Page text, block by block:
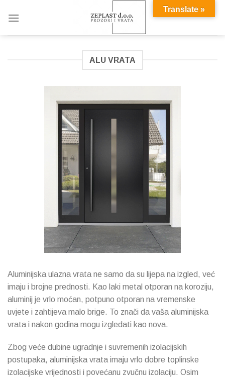
ALU VRATA
Aluminijska ulazna vrata ne samo da su lijepa na izgled, već
imaju i brojne prednosti. Kao laki metal otporan na koroziju,
aluminij je vrlo moćan, potpuno otporan na vremenske
uvjete i zahtijeva malo brige. To znači da vaša aluminijska
vrata i nakon godina mogu izgledati kao nova.
Zbog veće dubine ugradnje i suvremenih izolacijskih
postupaka, aluminijska vrata imaju vrlo dobre toplinske
izolacijske vrijednosti i povećanu zvučnu izolaciju. Osim
Translate »